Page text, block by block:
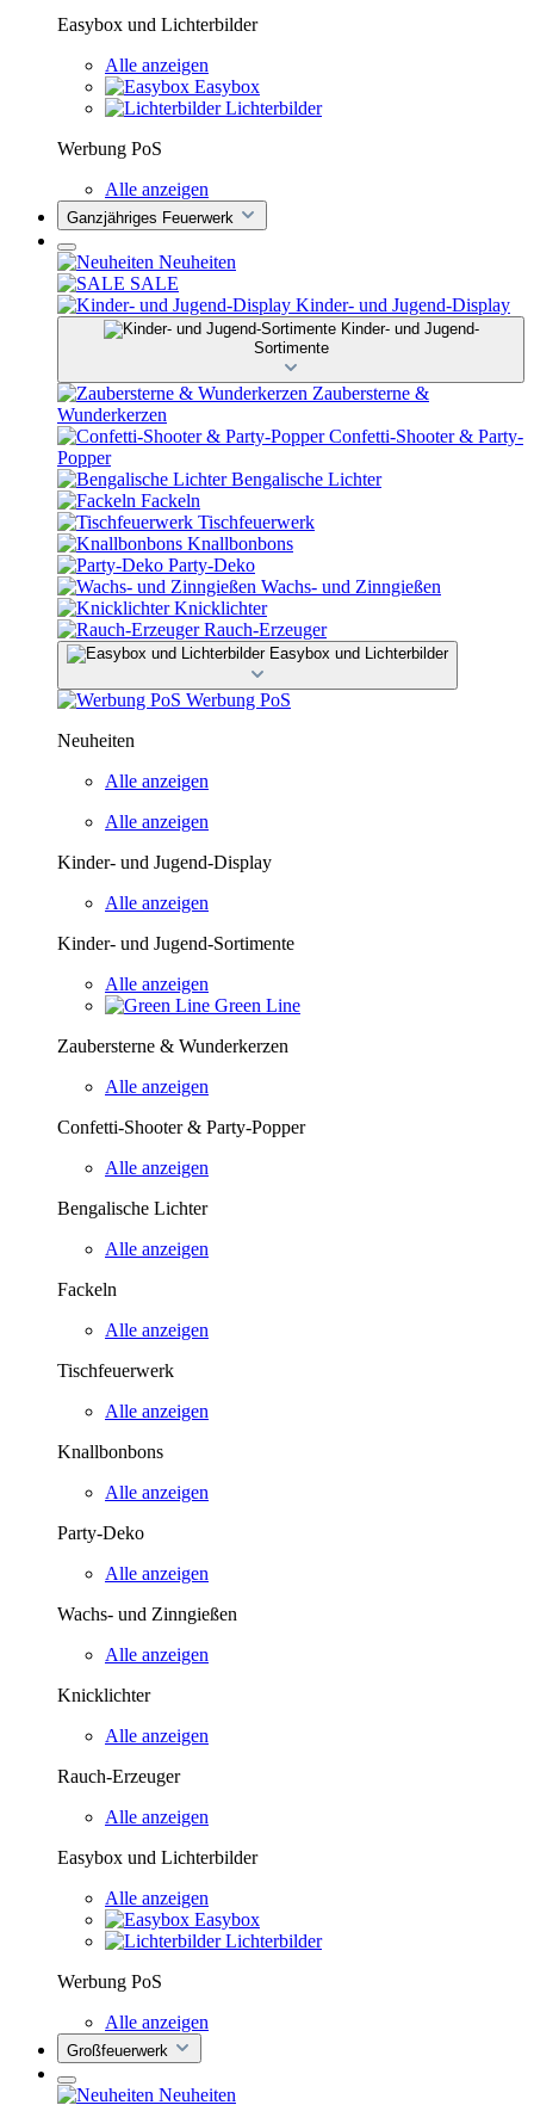
Easybox und Lichterbilder
Alle anzeigen
Easybox
Lichterbilder
Werbung PoS
Alle anzeigen
Ganzjähriges Feuerwerk
Neuheiten
SALE
Kinder- und Jugend-Display
Kinder- und Jugend-
Sortimente
Zaubersterne &
Wunderkerzen
Confetti-Shooter & Party-
Popper
Bengalische Lichter
Fackeln
Tischfeuerwerk
Knallbonbons
Party-Deko
Wachs- und Zinngießen
Knicklichter
Rauch-Erzeuger
Easybox und Lichterbilder
Werbung PoS
Neuheiten
Alle anzeigen
Alle anzeigen
Kinder- und Jugend-Display
Alle anzeigen
Kinder- und Jugend-Sortimente
Alle anzeigen
Green Line
Zaubersterne & Wunderkerzen
Alle anzeigen
Confetti-Shooter & Party-Popper
Alle anzeigen
Bengalische Lichter
Alle anzeigen
Fackeln
Alle anzeigen
Tischfeuerwerk
Alle anzeigen
Knallbonbons
Alle anzeigen
Party-Deko
Alle anzeigen
Wachs- und Zinngießen
Alle anzeigen
Knicklichter
Alle anzeigen
Rauch-Erzeuger
Alle anzeigen
Easybox und Lichterbilder
Alle anzeigen
Easybox
Lichterbilder
Werbung PoS
Alle anzeigen
Großfeuerwerk
Neuheiten